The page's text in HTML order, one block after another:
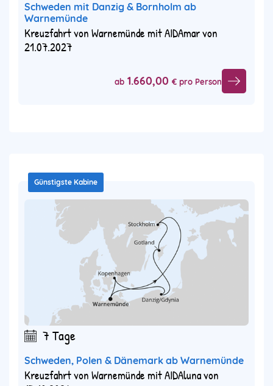
Schweden mit Danzig & Bornholm ab
Warnemünde
Kreuzfahrt von Warnemünde mit AIDAmar von
21.07.2027
ab 1.660,00 € pro Person
Günstigste Kabine
7 Tage
Schweden, Polen & Dänemark ab Warnemünde
Kreuzfahrt von Warnemünde mit AIDAluna von